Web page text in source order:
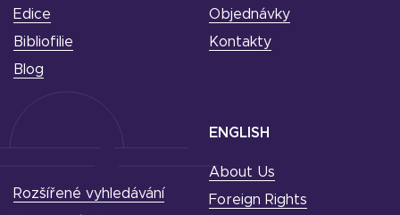
Edice
Bibliofilie
Blog
Objednávky
Kontakty
ENGLISH
About Us
Foreign Rights
Rozšířené vyhledávání